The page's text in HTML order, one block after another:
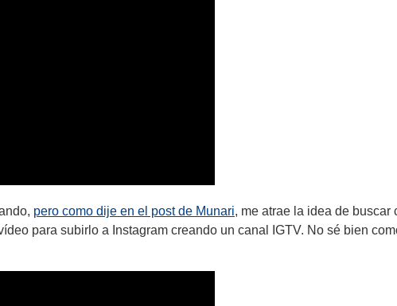
pero como dije en el post de Munari, me atrae la idea de
para subirlo a Instagram creando un canal IGTV. No sé bien